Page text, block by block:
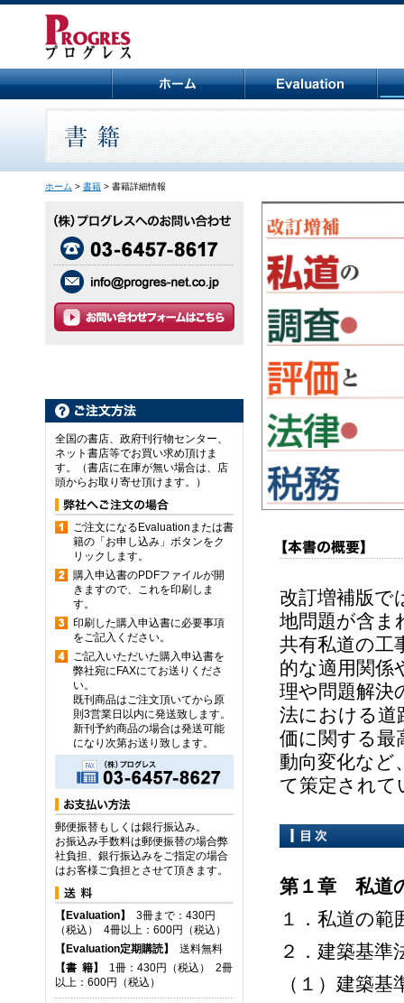
ホーム > 書籍 > 書籍詳細情報
全国の書店、政府刊行物センター、
ネット書店等でお買い求め頂けま
す。（書店に在庫が無い場合は、店
頭からお取り寄せ頂けます。）
ご注文になるEvaluationまたは書
籍の「お申し込み」ボタンをク
リックします。
購入申込書のPDFファイルが開
きますので、これを印刷しま
す。
印刷した購入申込書に必要事項
をご記入ください。
ご記入いただいた購入申込書を
弊社宛にFAXにてお送りくださ
い。
既刊商品はご注文頂いてから原
則3営業日以内に発送致します。
新刊予約商品の場合は発送可能
になり次第お送り致します。
郵便振替もしくは銀行振込み。
お振込み手数料は郵便振替の場合弊
社負担、銀行振込みをご指定の場合
はお客様ご負担とさせて頂きます。
【Evaluation】
3冊まで：430円
（税込） 4冊以上：600円（税込）
【Evaluation定期購読】
送料無料
【書 籍】
1冊：430円（税込） 2冊
以上：600円（税込）
改訂増補版で
地問題が含ま
共有私道の工
的な適用関係
理や問題解決
法における道
価に関する最
動向変化など
て策定されて
第１章 私道
１．私道の範
２．建築基準
（１）建築